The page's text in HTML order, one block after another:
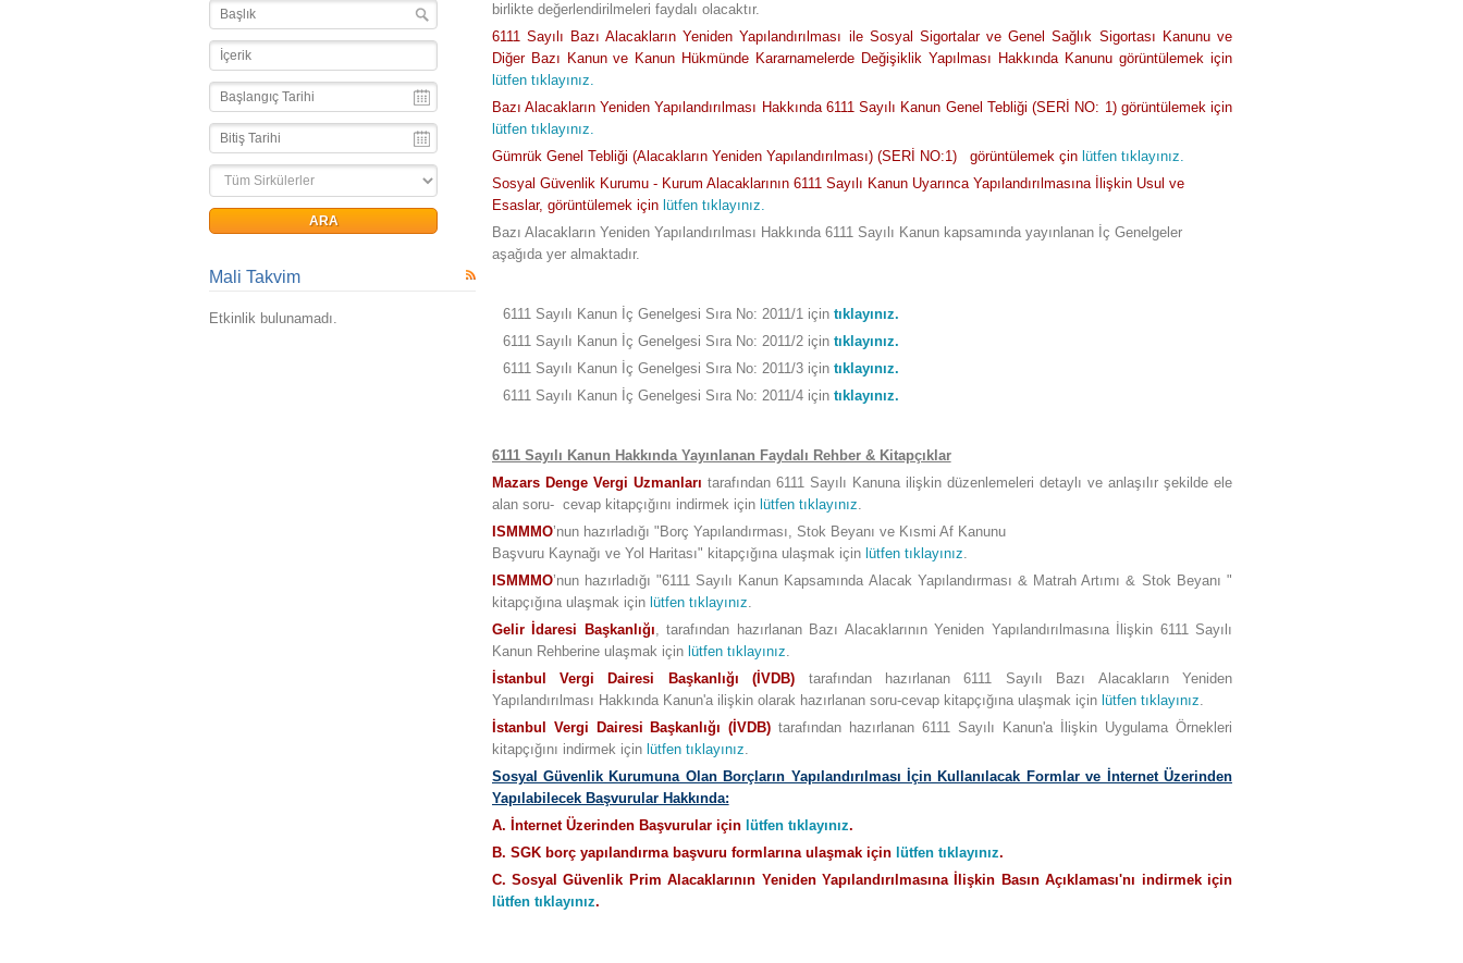
Mali Takvim
Etkinlik bulunamadı.
birlikte değerlendirilmeleri faydalı olacaktır.
6111 Sayılı Bazı Alacakların Yeniden Yapılandırılması ile Sosyal Sigortalar ve Genel Sağlık Sigortası Kanunu ve
Diğer Bazı Kanun ve Kanun Hükmünde Kararnamelerde Değişiklik Yapılması Hakkında Kanunu görüntülemek için
lütfen tıklayınız.
Bazı Alacakların Yeniden Yapılandırılması Hakkında 6111 Sayılı Kanun Genel Tebliği (SERİ NO: 1) görüntülemek için
lütfen tıklayınız.
Gümrük Genel Tebliği (Alacakların Yeniden Yapılandırılması) (SERİ NO:1) görüntülemek çin lütfen tıklayınız.
Sosyal Güvenlik Kurumu - Kurum Alacaklarının 6111 Sayılı Kanun Uyarınca Yapılandırılmasına İlişkin Usul ve
Esaslar, görüntülemek için lütfen tıklayınız.
Bazı Alacakların Yeniden Yapılandırılması Hakkında 6111 Sayılı Kanun kapsamında yayınlanan İç Genelgeler
aşağıda yer almaktadır.
6111 Sayılı Kanun İç Genelgesi Sıra No: 2011/1 içintıklayınız.
6111 Sayılı Kanun İç Genelgesi Sıra No: 2011/2 içintıklayınız.
6111 Sayılı Kanun İç Genelgesi Sıra No: 2011/3 içintıklayınız.
6111 Sayılı Kanun İç Genelgesi Sıra No: 2011/4 içintıklayınız.
6111 Sayılı Kanun Hakkında Yayınlanan Faydalı Rehber & Kitapçıklar
Mazars Denge Vergi Uzmanları tarafından 6111 Sayılı Kanuna ilişkin düzenlemeleri detaylı ve anlaşılır şekilde ele
alan soru- cevap kitapçığını indirmek için lütfen tıklayınız.
ISMMMO’nun hazırladığı "Borç Yapılandırması, Stok Beyanı ve Kısmi Af Kanunu
Başvuru Kaynağı ve Yol Haritası" kitapçığına ulaşmak için lütfen tıklayınız.
ISMMMO’nun hazırladığı "6111 Sayılı Kanun Kapsamında Alacak Yapılandırması & Matrah Artımı & Stok Beyanı "
kitapçığına ulaşmak için lütfen tıklayınız.
Gelir İdaresi Başkanlığı, tarafından hazırlanan Bazı Alacaklarının Yeniden Yapılandırılmasına İlişkin 6111 Sayılı
Kanun Rehberine ulaşmak için lütfen tıklayınız.
İstanbul Vergi Dairesi Başkanlığı (İVDB) tarafından hazırlanan 6111 Sayılı Bazı Alacakların Yeniden
Yapılandırılması Hakkında Kanun'a ilişkin olarak hazırlanan soru-cevap kitapçığına ulaşmak için lütfen tıklayınız.
İstanbul Vergi Dairesi Başkanlığı (İVDB) tarafından hazırlanan 6111 Sayılı Kanun'a İlişkin Uygulama Örnekleri
kitapçığını indirmek için lütfen tıklayınız.
Sosyal Güvenlik Kurumuna Olan Borçların Yapılandırılması İçin Kullanılacak Formlar ve İnternet Üzerinden
Yapılabilecek Başvurular Hakkında:
A. İnternet Üzerinden Başvurular için lütfen tıklayınız.
B. SGK borç yapılandırma başvuru formlarına ulaşmak için lütfen tıklayınız.
C. Sosyal Güvenlik Prim Alacaklarının Yeniden Yapılandırılmasına İlişkin Basın Açıklaması'nı indirmek için
lütfen tıklayınız.